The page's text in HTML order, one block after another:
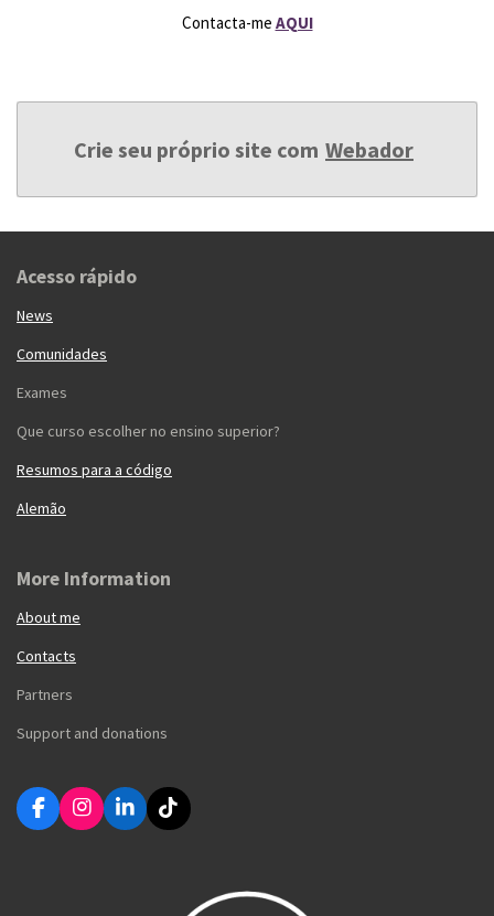
Contacta-me AQUI
Crie seu próprio site com Webador
Acesso rápido
News
Comunidades
Exames
Que curso escolher no ensino superior?
Resumos para a código
Alemão
More Information
About me
Contacts
Partners
Support and donations
F
a
I
n
L
i
T
i